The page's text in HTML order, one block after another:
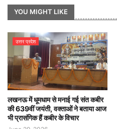
YOU MIGHT LIKE
उत्तर प्रदेश
लखनऊ में धूमधाम से मनाई गई संत कबीर
की 639वीं जयंती, वक्ताओं ने बताया आज
भी प्रासंगिक हैं कबीर के विचार